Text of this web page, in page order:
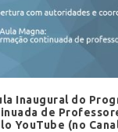
Inaugural do
de
YouTube (no